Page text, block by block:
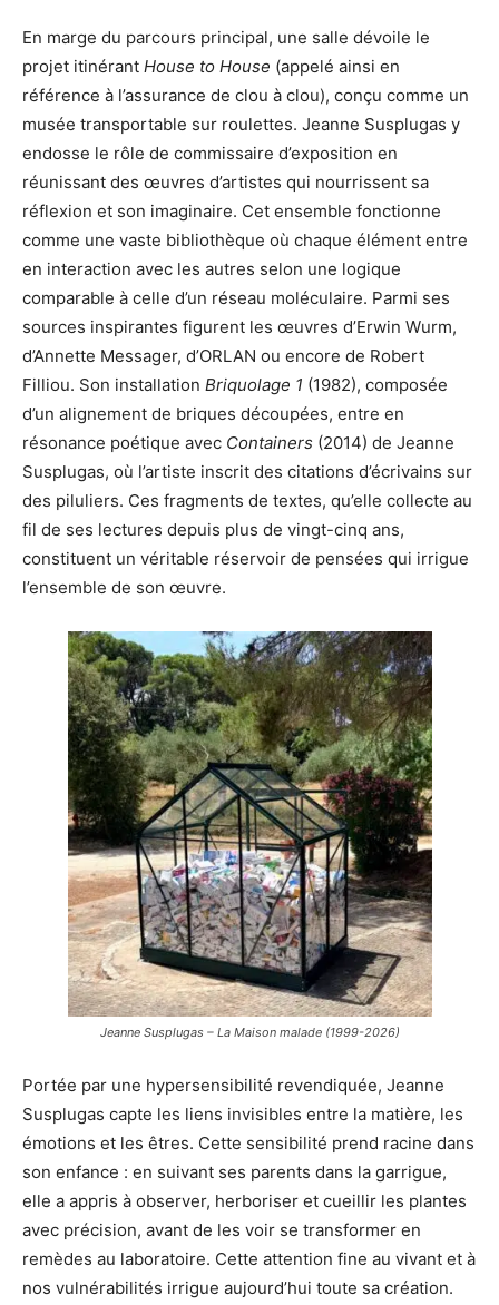
En marge du parcours principal, une salle dévoile le
projet itinérant House to House (appelé ainsi en
référence à l’assurance de clou à clou), conçu comme un
musée transportable sur roulettes. Jeanne Susplugas y
endosse le rôle de commissaire d’exposition en
réunissant des œuvres d’artistes qui nourrissent sa
réflexion et son imaginaire. Cet ensemble fonctionne
comme une vaste bibliothèque où chaque élément entre
en interaction avec les autres selon une logique
comparable à celle d’un réseau moléculaire. Parmi ses
sources inspirantes figurent les œuvres d’Erwin Wurm,
d’Annette Messager, d’ORLAN ou encore de Robert
Filliou. Son installation Briquolage 1 (1982), composée
d’un alignement de briques découpées, entre en
résonance poétique avec Containers (2014) de Jeanne
Susplugas, où l’artiste inscrit des citations d’écrivains sur
des piluliers. Ces fragments de textes, qu’elle collecte au
fil de ses lectures depuis plus de vingt-cinq ans,
constituent un véritable réservoir de pensées qui irrigue
l’ensemble de son œuvre.
Jeanne Susplugas – La Maison malade (1999-2026)
Portée par une hypersensibilité revendiquée, Jeanne
Susplugas capte les liens invisibles entre la matière, les
émotions et les êtres. Cette sensibilité prend racine dans
son enfance : en suivant ses parents dans la garrigue,
elle a appris à observer, herboriser et cueillir les plantes
avec précision, avant de les voir se transformer en
remèdes au laboratoire. Cette attention fine au vivant et à
nos vulnérabilités irrigue aujourd’hui toute sa création.